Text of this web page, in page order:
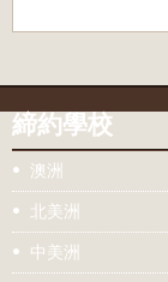
締約學校
澳洲
北美洲
中美洲